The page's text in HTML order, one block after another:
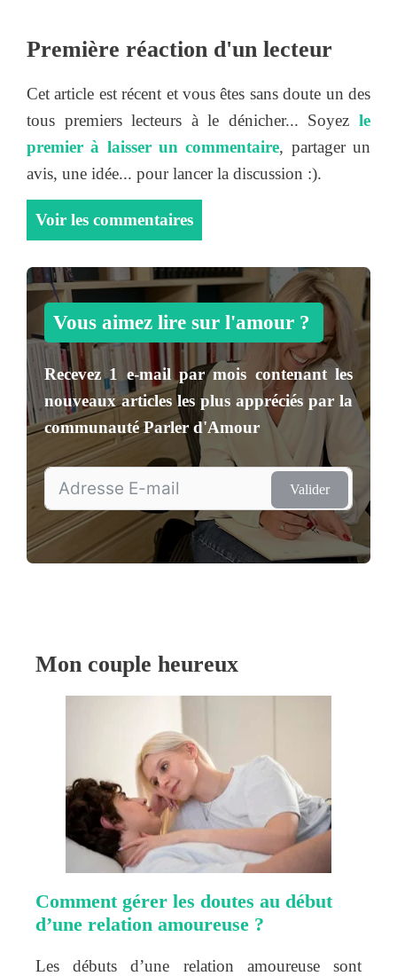
Première réaction d'un lecteur
Cet article est récent et vous êtes sans doute un des
tous premiers lecteurs à le dénicher... Soyez le
premier à laisser un commentaire, partager un
avis, une idée... pour lancer la discussion :).
Voir les commentaires
Vous aimez lire sur l'amour ?
Recevez1 e-mail par mois contenant les
nouveaux articles les plus appréciés par la
communautéParler d'Amour
Valider
Mon couple heureux
Comment gérer les doutes au début
d’une relation amoureuse ?
Les débuts d’une relation amoureuse sont